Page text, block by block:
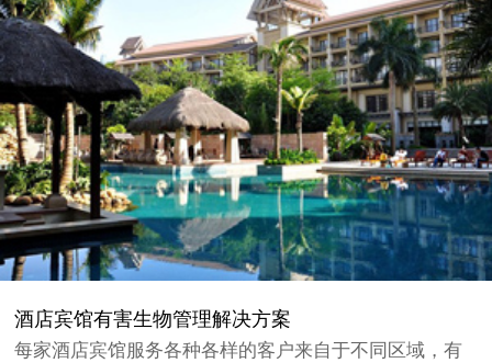
酒店宾馆有害生物管理解决方案
每家酒店宾馆服务各种各样的客户来自于不同区域，有